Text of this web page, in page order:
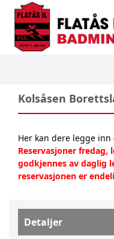
Kolsåsen
Her kan dere legge inn
Reservasjoner fredag,
godkjennes av daglig
reservasjonen er
Detaljer